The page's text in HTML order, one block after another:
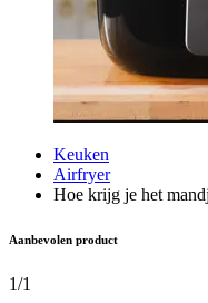
Keuken
Airfryer
Hoe krijg je het
Aanbevolen product
1/1